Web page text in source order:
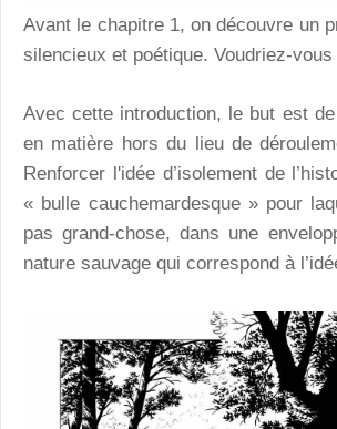
Avant le chapitre 1, on découvre un
silencieux et poétique. Voudriez-
Avec cette introduction, le but est
en matière hors du lieu de
Renforcer l'idée d’isolement de
« bulle cauchemardesque » pour
pas grand-chose, dans une
nature sauvage qui correspond à